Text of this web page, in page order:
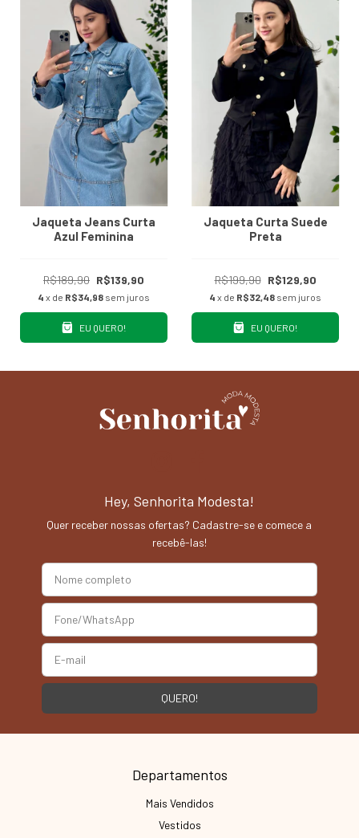
Jaqueta Jeans Curta
Azul Feminina
R$189,90 R$139,90
4 x de R$34,98 sem juros
EU QUERO!
Jaqueta Curta Suede
Preta
R$199,90 R$129,90
4 x de R$32,48 sem juros
EU QUERO!
Hey, Senhorita Modesta!
Quer receber nossas ofertas? Cadastre-se e comece a
recebê-las!
Departamentos
Mais Vendidos
Vestidos